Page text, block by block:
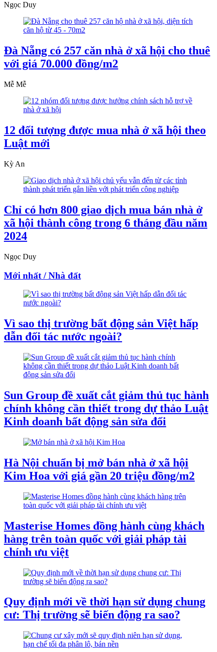
Ngọc Duy
Đà Nẵng có 257 căn nhà ở xã hội cho thuê
với giá 70.000 đồng/m2
Mễ Mễ
12 đối tượng được mua nhà ở xã hội theo
Luật mới
Kỳ An
Chỉ có hơn 800 giao dịch mua bán nhà ở
xã hội thành công trong 6 tháng đầu năm
2024
Ngọc Duy
Mới nhất / Nhà đất
Vì sao thị trường bất động sản Việt hấp
dẫn đối tác nước ngoài?
Sun Group đề xuất cắt giảm thủ tục hành
chính không cần thiết trong dự thảo Luật
Kinh doanh bất động sản sửa đổi
Hà Nội chuẩn bị mở bán nhà ở xã hội
Kim Hoa với giá gần 20 triệu đồng/m2
Masterise Homes đồng hành cùng khách
hàng trên toàn quốc với giải pháp tài
chính ưu việt
Quy định mới về thời hạn sử dụng chung
cư: Thị trường sẽ biến động ra sao?